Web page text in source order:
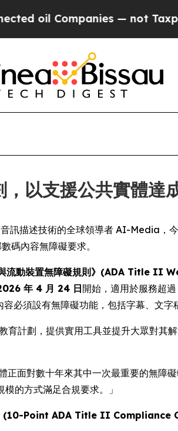
— not Taxpayers
以支援公共實體達
描述技術的全球領導者 AI-Media，
碼內容無障礙要求。
與流動裝置無障礙規則》(ADA Title
年 4 月 24 日開始，適用於服務超
必須設有無障礙功能，包括字幕、文字
計劃，提供實用工具並提升大眾對其
正面對數十年來其中一次最重要的無障
的方式滿足合規要求。」
》(10-Point ADA Title II Compliance